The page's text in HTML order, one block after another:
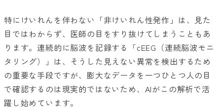
特にけいれんを伴わない「非けいれん性発作」は、見た
目ではわからず、医師の目をすり抜けてしまうこともあ
ります。連続的に脳波を記録する「cEEG（連続脳波モニ
タリング）」は、そうした見えない異常を検出するため
の重要な手段ですが、膨大なデータを一つひとつ人の目
で確認するのは現実的ではないため、AIがこの解析で活
躍し始めています。